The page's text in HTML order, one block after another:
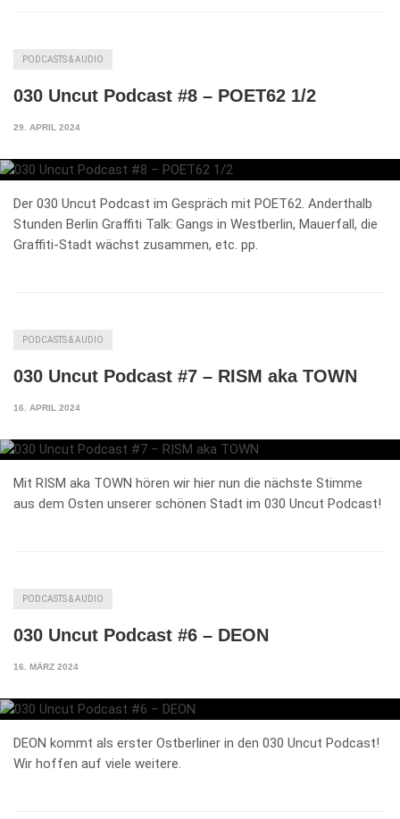
PODCASTS & AUDIO
030 Uncut Podcast #8 – POET62 1/2
29. APRIL 2024
Der 030 Uncut Podcast im Gespräch mit POET62. Anderthalb
Stunden Berlin Graffiti Talk: Gangs in Westberlin, Mauerfall, die
Graffiti-Stadt wächst zusammen, etc. pp.
PODCASTS & AUDIO
030 Uncut Podcast #7 – RISM aka TOWN
16. APRIL 2024
Mit RISM aka TOWN hören wir hier nun die nächste Stimme
aus dem Osten unserer schönen Stadt im 030 Uncut Podcast!
PODCASTS & AUDIO
030 Uncut Podcast #6 – DEON
16. MÄRZ 2024
DEON kommt als erster Ostberliner in den 030 Uncut Podcast!
Wir hoffen auf viele weitere.